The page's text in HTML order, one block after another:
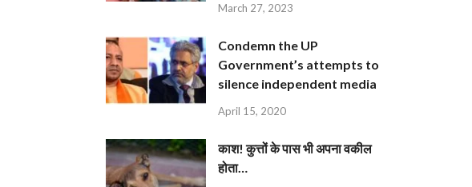
March 27, 2023
Condemn the UP
Government’s attempts to
silence independent media
April 15, 2020
काश! कुत्तों के पास भी अपना वकील
होता…